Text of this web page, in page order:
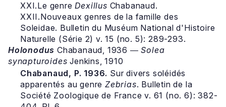
XXI.Le genreDexillus Chabanaud.
XXII.Nouveaux genres de la famille des
Soleidae. Bulletin du Muséum National d'Histoire
Naturelle (Série 2) v. 15 (no. 5): 289-293.
Holonodus Chabanaud, 1936 ―Solea
synapturoides Jenkins, 1910
Chabanaud, P. 1936. Sur divers soléidés
apparentés au genreZebrias. Bulletin de la
Société Zoologique de France v. 61 (no. 6): 382-